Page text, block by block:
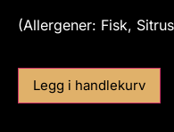
(Allergener: Fisk,
Legg i handlekurv